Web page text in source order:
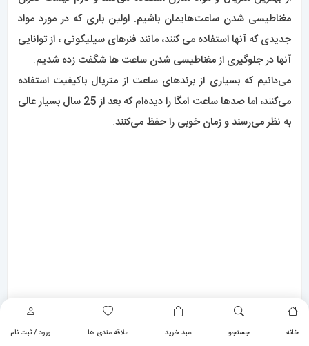
خانه جستجو سبد خرید علاقه مندی ها ورود / ثبت نام
می‌کنند، اما صدها ساعت
امگا
را دیده‌ام که بعد از 25 سال بسیار عالی
به نظر می‌رسند و زمان خوبی را حفظ می‌کنند.
ساعت های omega ارزش خود را حفظ می کنند
خاص و قیمت آنها را جمع آوری می کنند، ساعت های